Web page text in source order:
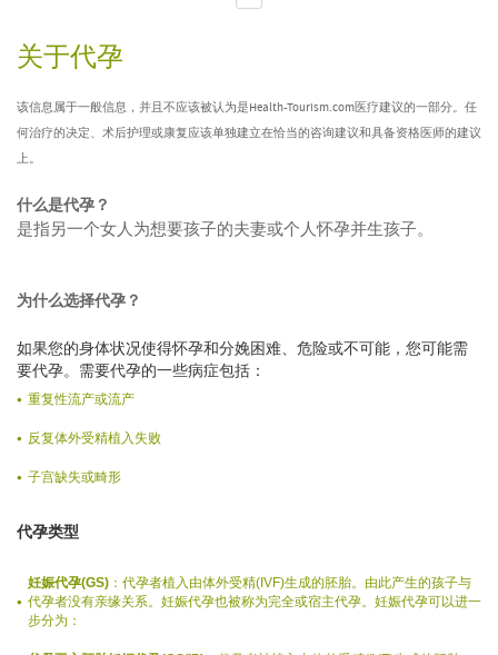
关于代孕
该信息属于一般信息，并且不应该被认为是Health-Tourism.com医疗建议的一部分。任
何治疗的决定、术后护理或康复应该单独建立在恰当的咨询建议和具备资格医师的建议
上。
什么是代孕？
是指另一个女人为想要孩子的夫妻或个人怀孕并生孩子。
为什么选择代孕？
如果您的身体状况使得怀孕和分娩困难、危险或不可能，您可能需
要代孕。需要代孕的一些病症包括：
重复性流产或流产
反复体外受精植入失败
子宫缺失或畸形
代孕类型
妊娠代孕(GS) ：代孕者植入由体外受精(IVF)生成的胚胎。由此产生的孩子与
代孕者没有亲缘关系。妊娠代孕也被称为完全或宿主代孕。妊娠代孕可以进一
步分为：